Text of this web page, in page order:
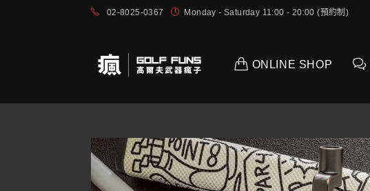
02-8025-0367 Monday - Saturday 11:00 - 20:00 (預約制)
ONLINE SHOP